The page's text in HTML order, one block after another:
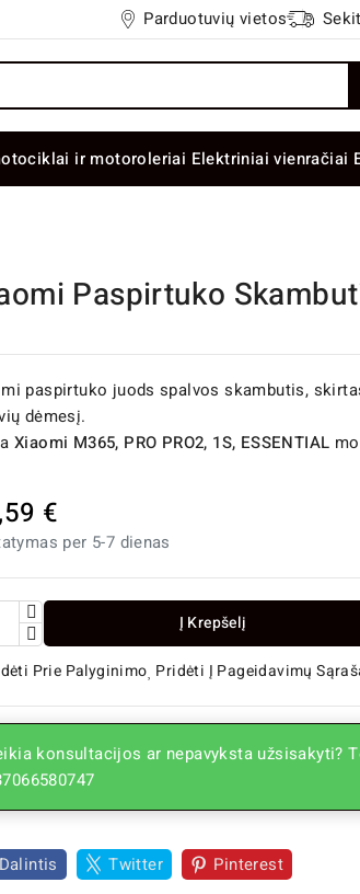
Parduotuvių vietos
ir motoroleriai Elektriniai vienračiai
Paspirtuko
paspirtuko juods spalvos skambutis,
dėmesį.
Xiaomi M365, PRO PRO2, 1S, ESSENTIAL
€
per 5-7 dienas
Į Krepšelį
Prie Palyginimo Pridėti Į Pageidavimų
konsultacijos ar nepavyksta užsisakyti?
Dalintis Twitter Pinterest